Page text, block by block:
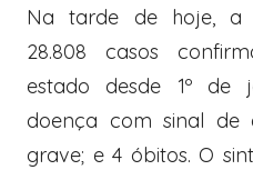
Na tarde de hoje, a
28.808 casos
estado desde 1º de
doença com sinal de
grave; e 4 óbitos. O